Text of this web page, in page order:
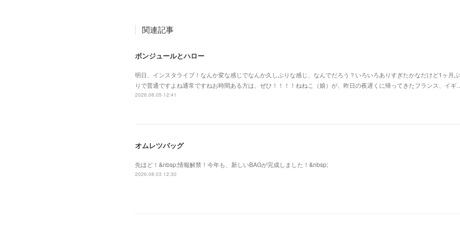
関連記事
ボンジュールとハロー
明日、インスタライブ！なんか変な感じでなんか久しぶりな感じ、なんでだろう？いろいろありすぎたかなだけど1ヶ月ぶ
りで普通ですよね通常ですねお時間ある方は、ぜひ！！！！ねねこ（娘）が、昨日の夜遅くに帰ってきたフランス、イギ…
2026.08.05 12:41
オムレツバッグ
先ほど！&nbsp;情報解禁！今年も、新しいBAGが完成しました！&nbsp;
2026.08.03 12:30